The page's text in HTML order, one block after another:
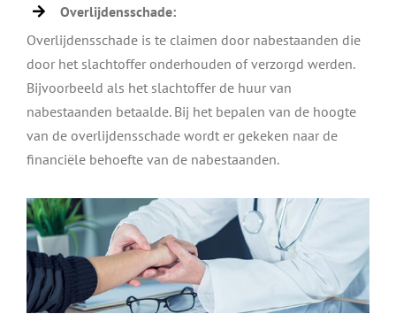
Overlijdensschade:
Overlijdensschade is te claimen door nabestaanden die
door het slachtoffer onderhouden of verzorgd werden.
Bijvoorbeeld als het slachtoffer de huur van
nabestaanden betaalde. Bij het bepalen van de hoogte
van de overlijdensschade wordt er gekeken naar de
financiële behoefte van de nabestaanden.